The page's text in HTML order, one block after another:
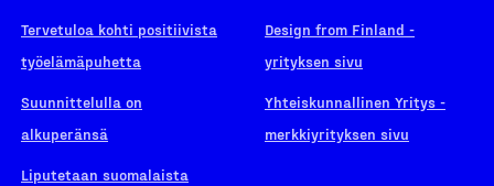
Tervetuloa kohti positiivista
työelämäpuhetta
Suunnittelulla on
alkuperänsä
Liputetaan suomalaista
Design from Finland -
yrityksen sivu
Yhteiskunnallinen Yritys -
merkkiyrityksen sivu